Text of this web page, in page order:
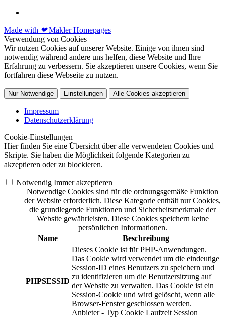
Made with ❤Makler Homepages
Verwendung von Cookies
Wir nutzen Cookies auf unserer Website. Einige von ihnen sind
notwendig während andere uns helfen, diese Website und Ihre
Erfahrung zu verbessern. Sie akzeptieren unsere Cookies, wenn Sie
fortfahren diese Webseite zu nutzen.
Nur Notwendige Einstellungen Alle Cookies akzeptieren
Impressum
Datenschutzerklärung
Cookie-Einstellungen
Hier finden Sie eine Übersicht über alle verwendeten Cookies und
Skripte. Sie haben die Möglichkeit folgende Kategorien zu
akzeptieren oder zu blockieren.
Notwendig Immer akzeptieren
Notwendige Cookies sind für die ordnungsgemäße Funktion
der Website erforderlich. Diese Kategorie enthält nur Cookies,
die grundlegende Funktionen und Sicherheitsmerkmale der
Website gewährleisten. Diese Cookies speichern keine
persönlichen Informationen.
Name
Beschreibung
PHPSESSID
Dieses Cookie ist für PHP-Anwendungen.
Das Cookie wird verwendet um die eindeutige
Session-ID eines Benutzers zu speichern und
zu identifizieren um die Benutzersitzung auf
der Website zu verwalten. Das Cookie ist ein
Session-Cookie und wird gelöscht, wenn alle
Browser-Fenster geschlossen werden.
Anbieter - Typ Cookie Laufzeit Session